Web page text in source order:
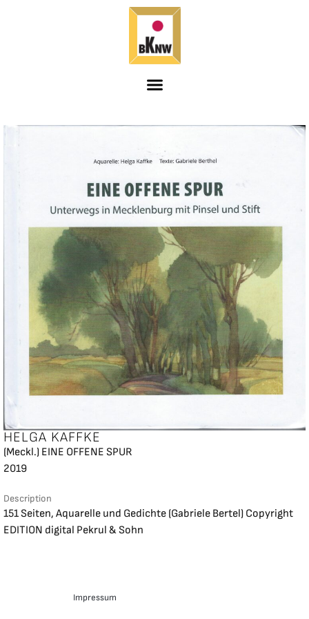
HELGA KAFFKE
(Meckl.) EINE OFFENE SPUR
2019
Description
151 Seiten, Aquarelle und Gedichte (Gabriele Bertel) Copyright
EDITION digital Pekrul & Sohn
Impressum